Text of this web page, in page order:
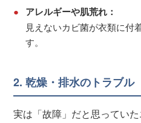
●
アレルギーや肌荒れ：
見えないカビ菌が衣類に付
す。
2. 乾燥・排水のトラブル
実は「故障」だと思ってい